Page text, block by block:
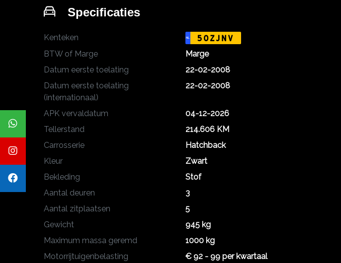
Specificaties
Kenteken NL 50ZJNV
BTW of Marge
Marge
Datum eerste toelating
22-02-2008
Datum eerste toelating
(internationaal)
22-02-2008
APK vervaldatum
04-12-2026
Tellerstand
214.606 KM
Carrosserie
Hatchback
Kleur
Zwart
Bekleding
Stof
Aantal deuren
3
Aantal zitplaatsen
5
Gewicht
945 kg
Maximum massa geremd
1000 kg
Motorrijtuigenbelasting
€ 92 - 99 per kwartaal